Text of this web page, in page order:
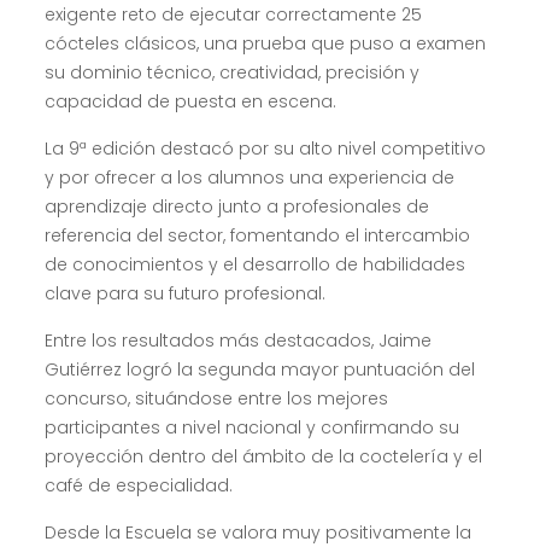
exigente reto de ejecutar correctamente 25
cócteles clásicos, una prueba que puso a examen
su dominio técnico, creatividad, precisión y
capacidad de puesta en escena.
La 9ª edición destacó por su alto nivel competitivo
y por ofrecer a los alumnos una experiencia de
aprendizaje directo junto a profesionales de
referencia del sector, fomentando el intercambio
de conocimientos y el desarrollo de habilidades
clave para su futuro profesional.
Entre los resultados más destacados, Jaime
Gutiérrez logró la segunda mayor puntuación del
concurso, situándose entre los mejores
participantes a nivel nacional y confirmando su
proyección dentro del ámbito de la coctelería y el
café de especialidad.
Desde la Escuela se valora muy positivamente la